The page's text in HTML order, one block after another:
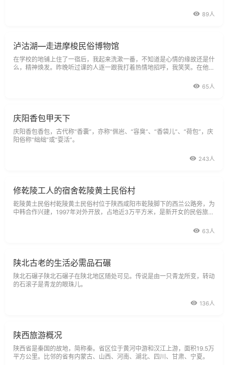
89人
泸沽湖—走进摩梭民俗博物馆
在学校的地铺上住了一宿后，我起来洗漱一番，不知道是心情的缘故还是什
么，精神焕发。昨晚听过课的人逐一跟我打着热情地招呼，我笑笑。在他们
65人
庆阳香包甲天下
庆阳香包香包，古代称“香囊”，亦称“佩岜、“容臭”、“香袋儿”、“荷包”，庆
阳俗称“绌绌”或“耍活”。
243人
修乾陵工人的宿舍乾陵黄土民俗村
乾陵黄土民俗村乾陵黄土民俗村位于陕西咸阳市乾陵脚下的西兰公路旁，为
中韩合作兴建，1997年对外开放，占地近3万平方米，是新开女的民俗旅游
63人
陕北古老的生活必需品石碾
陕北石碾子陕北石碾子在陕北地区随处可见。传说是由一只青龙所变，转动
的石滚子是青龙的眼珠儿。
136人
陕西旅游概况
陕西省是秦国的故地，简称秦。省区位于黄河中游和汉江上游，面积19.5万
平方公里。比邻的省有内蒙古、山西、河南、湖北、四川、甘肃、宁夏。